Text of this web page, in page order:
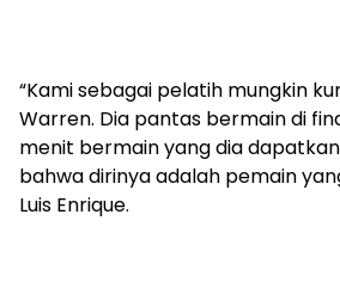
“Kami sebagai pelatih mungkin
Warren. Dia pantas bermain di
menit bermain yang dia
bahwa dirinya adalah pemain
Luis Enrique.